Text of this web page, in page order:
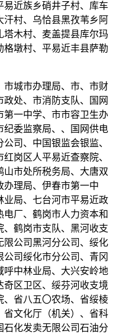
近族乡硝井子村、库车
汗村、乌恰县黑孜苇乡阿
木村、麦盖提县库尔玛
墩村、平易近丰县萨勒
城市办理局、市、市财
处、市消防支队、国网
第一中学、市市容卫生办
纪委监察局、、国网供电
司、中国银监会银监、
岗区人平易近查察院、
市处所税务局、大唐双
办理局、伊春市第一中
业局、七台河市平易近政
厂、鹤岗市人力资本和
鹤岗市支队、黑河收支
限公司黑河分公司、绥化
司绥化市分公司、青冈
呼中林业局、大兴安岭地
奇区卫区、绥芬河收支境
、省八五〇农场、省绥棱
省文化厅（机关）、省科
石化发卖无限公司石油分